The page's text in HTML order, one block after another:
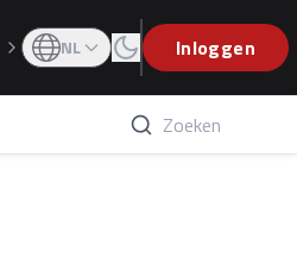
NL Inloggen